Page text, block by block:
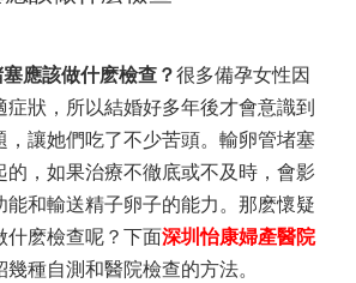
應該做什麽檢查？很多備孕女性因
症狀，所以結婚好多年後才會意識到
，讓她們吃了不少苦頭。輸卵管堵塞
的，如果治療不徹底或不及時，會影
能和輸送精子卵子的能力。那麽懷疑
什麽檢查呢？下面深圳怡康婦產醫院
種自測和醫院檢查的方法。